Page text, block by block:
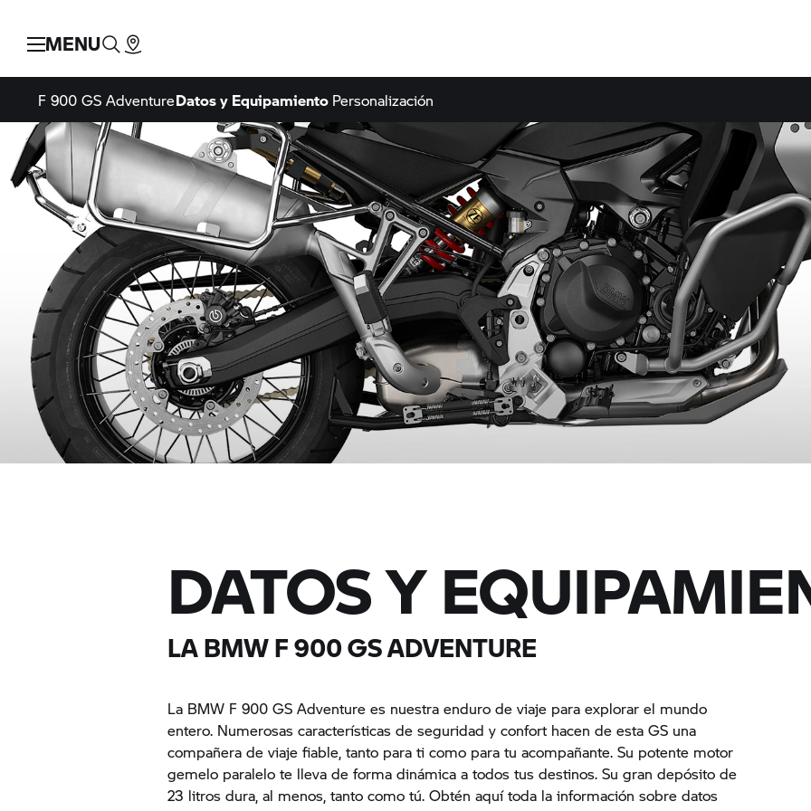
MENU
F 900 GS AdventureDatos y Equipamiento Personalización
DATOS Y
LA BMW F 900 GS ADVENTURE
La BMW F 900 GS Adventure es nuestra enduro de viaje para explorar el mundo
entero. Numerosas características de seguridad y confort hacen de esta GS una
compañera de viaje fiable, tanto para ti como para tu acompañante. Su potente motor
gemelo paralelo te lleva de forma dinámica a todos tus destinos. Su gran depósito de
23 litros dura, al menos, tanto como tú. Obtén aquí toda la información sobre datos